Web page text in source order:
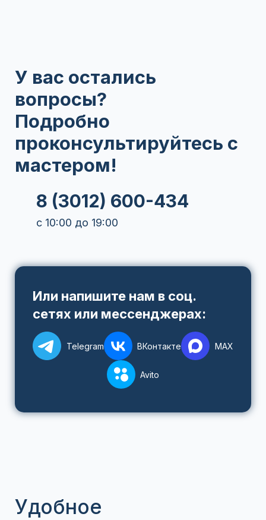
У вас остались
вопросы?
Подробно
проконсультируйтесь с
мастером!
8 (3012) 600-434
с 10:00 до 19:00
Или напишите нам в соц.
сетях или мессенджерах:
Telegram ВКонтакте MAX
Avito
Удобное